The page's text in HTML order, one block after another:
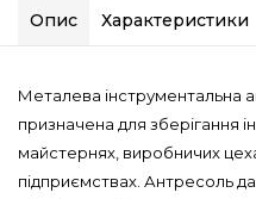
Опис Характеристики
Металева інструментальна
призначена для зберігання
майстернях, виробничих
підприємствах. Антресоль